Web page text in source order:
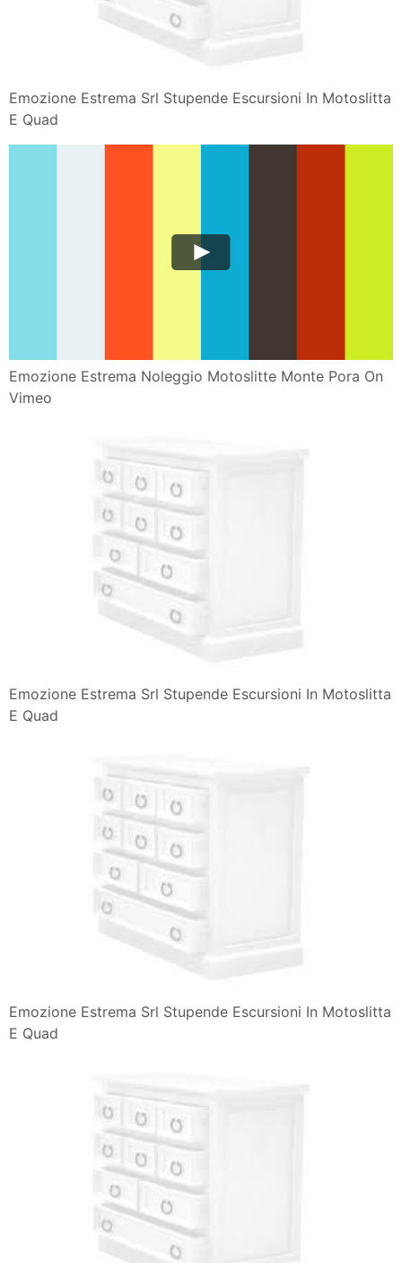
Emozione Estrema Srl Stupende Escursioni In Motoslitta
E Quad
Emozione Estrema Noleggio Motoslitte Monte Pora On
Vimeo
Emozione Estrema Srl Stupende Escursioni In Motoslitta
E Quad
Emozione Estrema Srl Stupende Escursioni In Motoslitta
E Quad